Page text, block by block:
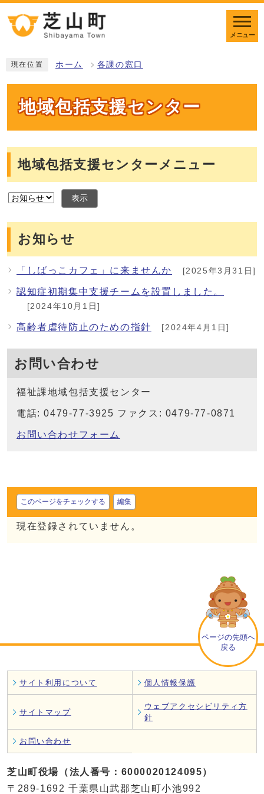
メニュー
現在位置 ホーム 各課の窓口
地域包括支援センター
地域包括支援センターメニュー
表示
お知らせ
「しばっこカフェ」に来ませんか [2025年3月31日]
認知症初期集中支援チームを設置しました。
[2024年10月1日]
高齢者虐待防止のための指針 [2024年4月1日]
お問い合わせ
福祉課地域包括支援センター
電話: 0479-77-3925 ファクス: 0479-77-0871
お問い合わせフォーム
このページをチェックする 編集
現在登録されていません。
ページの先頭へ
戻る
サイト利用について 個人情報保護
サイトマップ
ウェブアクセシビリティ方
針
お問い合わせ
芝山町役場（法人番号：6000020124095）
〒289-1692 千葉県山武郡芝山町小池992